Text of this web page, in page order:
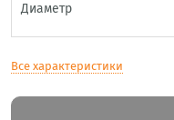
Диаметр
Все характеристики